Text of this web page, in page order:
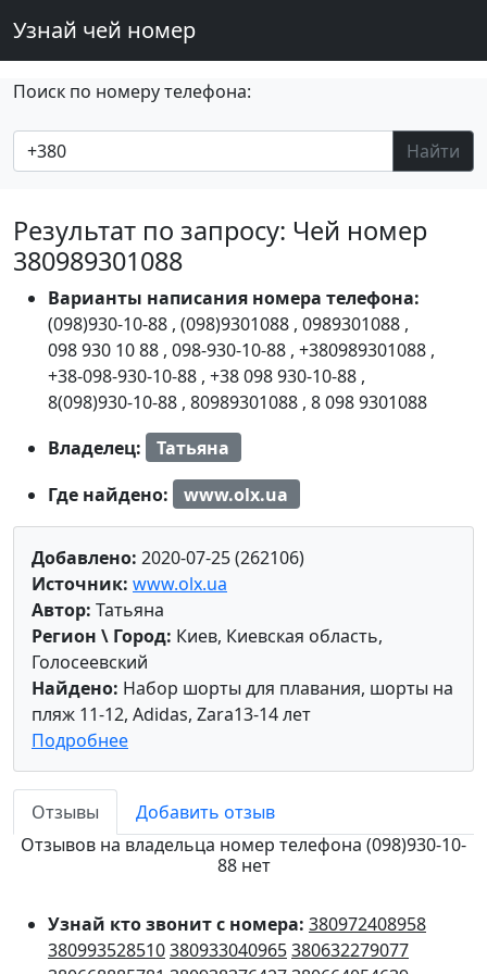
Узнай чей номер
Поиск по номеру телефона:
Найти
Результат по запросу: Чей номер
380989301088
Варианты написания номера телефона:
(098)930-10-88 , (098)9301088 , 0989301088 ,
098 930 10 88 , 098-930-10-88 , +380989301088 ,
+38-098-930-10-88 , +38 098 930-10-88 ,
8(098)930-10-88 , 80989301088 , 8 098 9301088
Владелец:
Татьяна
Где найдено:
www.olx.ua
Добавлено: 2020-07-25 (262106)
Источник: www.olx.ua
Автор: Татьяна
Регион \ Город: Киев, Киевская область,
Голосеевский
Найдено: Набор шорты для плавания, шорты на
пляж 11-12, Adidas, Zara13-14 лет
Подробнее
Отзывы
Добавить отзыв
Отзывов на владельца номер телефона (098)930-10-
88 нет
Узнай кто звонит с номера: 380972408958
380993528510380933040965380632279077